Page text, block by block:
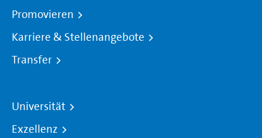
Promovieren
Karriere & Stellenangebote
Transfer
Universität
Exzellenz